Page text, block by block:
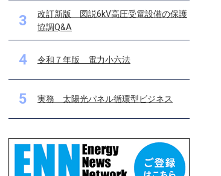
3
改訂新版 図説6kV高圧受電設備の保護
協調Q&A
4 令和７年版 電力小六法
5 実務 太陽光パネル循環型ビジネス